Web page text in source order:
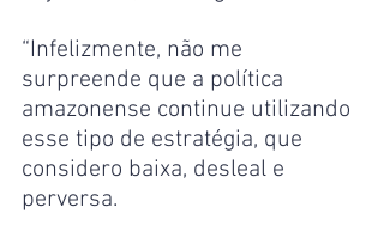
“Infelizmente, não me
surpreende que a política
amazonense continue utilizando
esse tipo de estratégia, que
considero baixa, desleal e
perversa.